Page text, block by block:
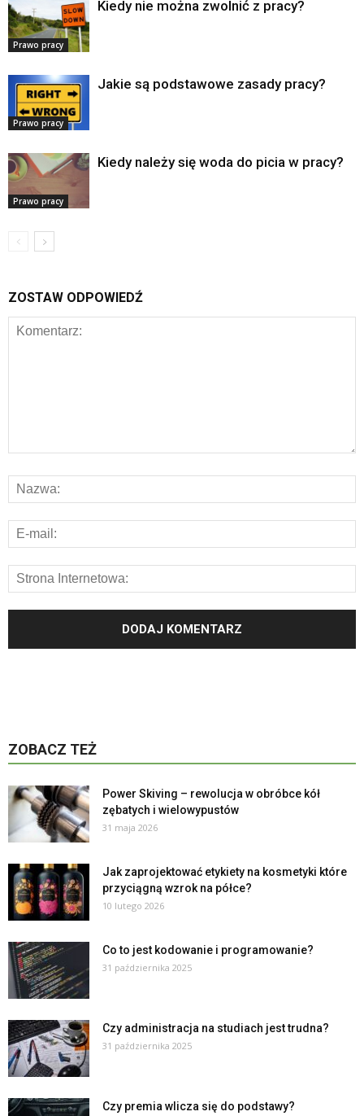
Prawo pracy
Kiedy nie można zwolnić z pracy?
Prawo pracy
Jakie są podstawowe zasady pracy?
Prawo pracy
Kiedy należy się woda do picia w pracy?
ZOSTAW ODPOWIEDŹ
ZOBACZ TEŻ
Power Skiving – rewolucja w obróbce kół
zębatych i wielowypustów
31 maja 2026
Jak zaprojektować etykiety na kosmetyki które
przyciągną wzrok na półce?
10 lutego 2026
Co to jest kodowanie i programowanie?
31 października 2025
Czy administracja na studiach jest trudna?
31 października 2025
Czy premia wlicza się do podstawy?